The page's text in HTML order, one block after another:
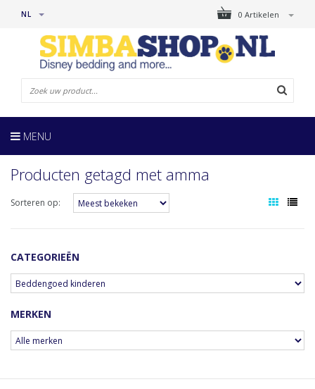
0 Artikelen
NL
MENU
Producten getagd met amma
Sorteren op:
CATEGORIEËN
MERKEN